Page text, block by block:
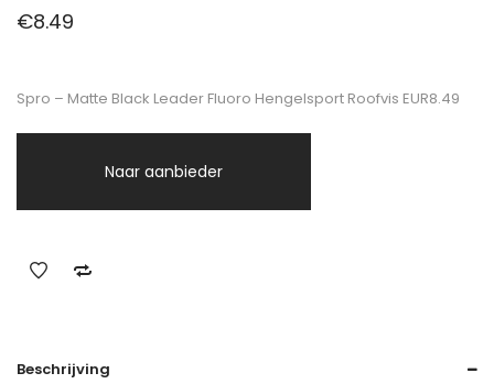
€8.49
Spro – Matte Black Leader Fluoro Hengelsport Roofvis EUR8.49
Naar aanbieder
Beschrijving